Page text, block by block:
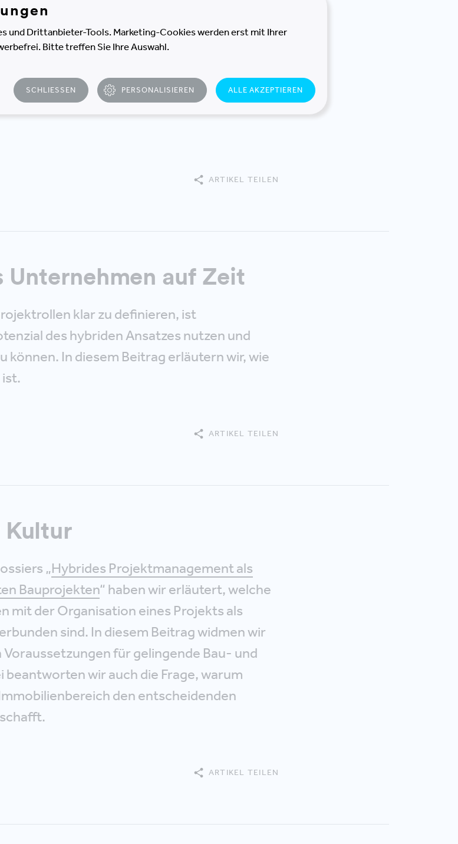
Projektmanagement einfließen. Dabei
auf eine Zeitreise, um die Entwicklung
wir die Frage, wie das perfekte
Ansätze in den einzelnen Phasen des
ARTIKEL TEILEN
Unternehmen auf Zeit
klar zu definieren, ist
des hybriden Ansatzes nutzen und
können. In diesem Beitrag erläutern wir, wie
ARTIKEL TEILEN
Kultur
„Hybrides Projektmanagement als
Bauprojekten“ haben wir erläutert, welche
mit der Organisation eines Projekts als
sind. In diesem Beitrag widmen wir
für gelingende Bau- und
wir auch die Frage, warum
den entscheidenden
ARTIKEL TEILEN
und Drittanbieter-Tools. Marketing-Cookies werden erst mit Ihrer
Bitte treffen Sie Ihre Auswahl.
SCHLIESSEN PERSONALISIEREN ALLE AKZEPTIEREN